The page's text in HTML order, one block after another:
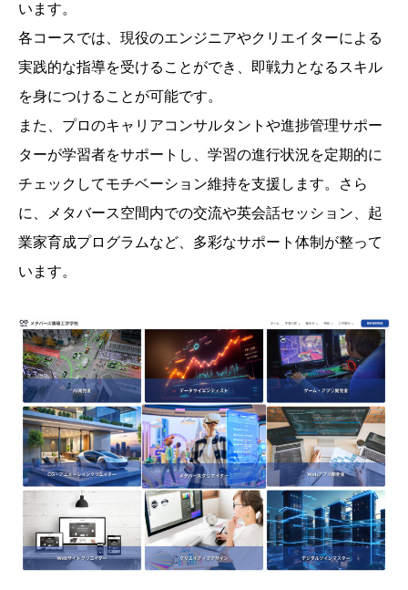
います。
各コースでは、現役のエンジニアやクリエイターによる
実践的な指導を受けることができ、即戦力となるスキル
を身につけることが可能です。
また、プロのキャリアコンサルタントや進捗管理サポー
ターが学習者をサポートし、学習の進行状況を定期的に
チェックしてモチベーション維持を支援します。さら
に、メタバース空間内での交流や英会話セッション、起
業家育成プログラムなど、多彩なサポート体制が整って
います。